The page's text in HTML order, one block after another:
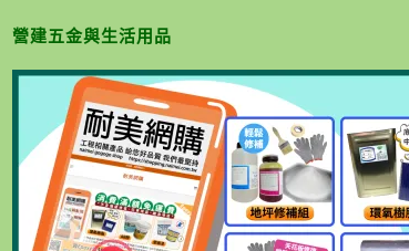
營建五金與生活用品